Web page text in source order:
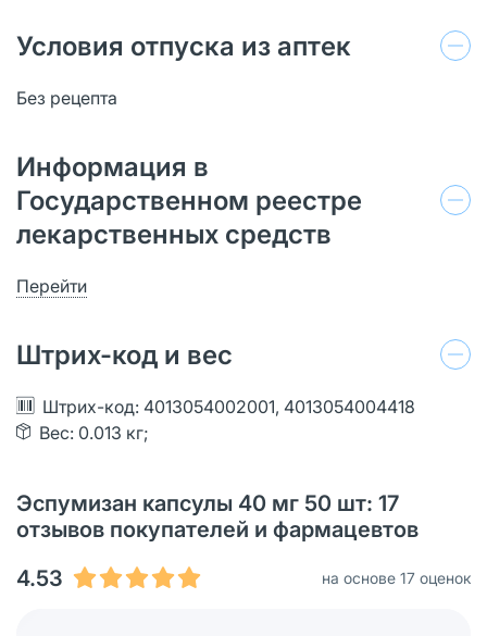
Условия отпуска из аптек
Без рецепта
Информация в
Государственном реестре
лекарственных средств
Перейти
Штрих-код и вес
Штрих-код: 4013054002001, 4013054004418
Вес: 0.013 кг;
Эспумизан капсулы 40 мг 50 шт: 17
отзывов покупателей и фармацевтов
4.53
на основе 17 оценок